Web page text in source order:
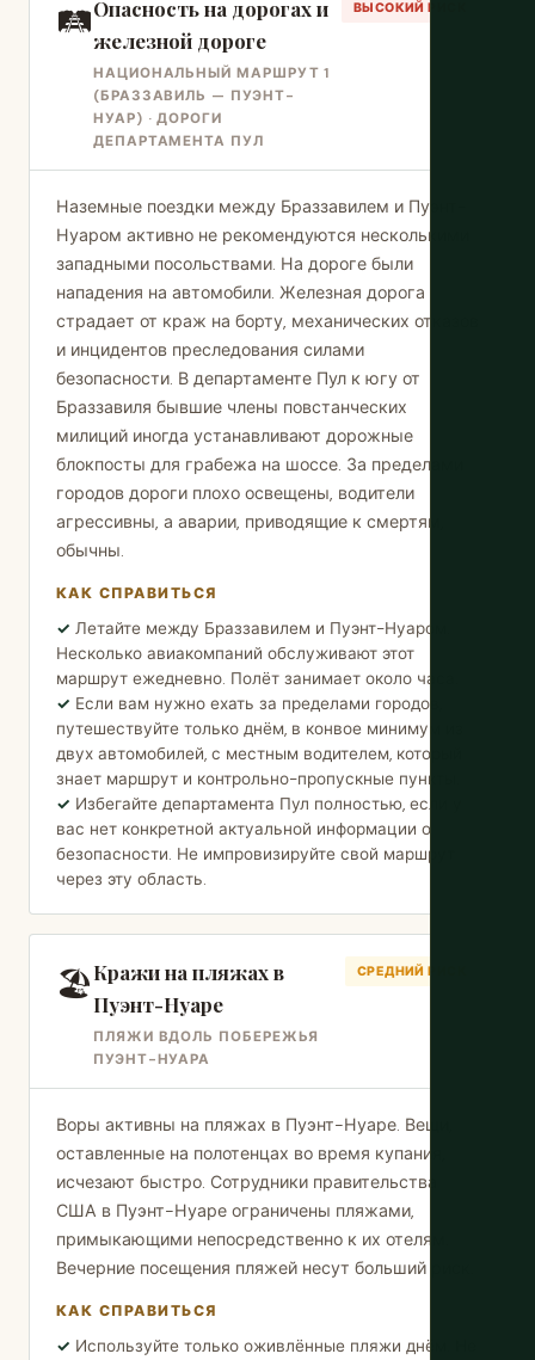
🛤️Опасность на дорогах и
железной дороге
НАЦИОНАЛЬНЫЙ МАРШРУТ 1
(БРАЗЗАВИЛЬ — ПУЭНТ-
НУАР) · ДОРОГИ
ДЕПАРТАМЕНТА ПУЛ
ВЫСОКИЙ РИСК
Наземные поездки между Браззавилем и Пуэнт-
Нуаром активно не рекомендуются несколькими
западными посольствами. На дороге были
нападения на автомобили. Железная дорога
страдает от краж на борту, механических отказов
и инцидентов преследования силами
безопасности. В департаменте Пул к югу от
Браззавиля бывшие члены повстанческих
милиций иногда устанавливают дорожные
блокпосты для грабежа на шоссе. За пределами
городов дороги плохо освещены, водители
агрессивны, а аварии, приводящие к смертям,
обычны.
КАК СПРАВИТЬСЯ
Летайте между Браззавилем и Пуэнт-Нуаром.
Несколько авиакомпаний обслуживают этот
маршрут ежедневно. Полёт занимает около часа.
Если вам нужно ехать за пределами городов,
путешествуйте только днём, в конвое минимум из
двух автомобилей, с местным водителем, который
знает маршрут и контрольно-пропускные пункты.
Избегайте департамента Пул полностью, если у
вас нет конкретной актуальной информации о
безопасности. Не импровизируйте свой маршрут
через эту область.
🏖️Кражи на пляжах в
Пуэнт-Нуаре
ПЛЯЖИ ВДОЛЬ ПОБЕРЕЖЬЯ
ПУЭНТ-НУАРА
СРЕДНИЙ РИСК
Воры активны на пляжах в Пуэнт-Нуаре. Вещи,
оставленные на полотенцах во время купания,
исчезают быстро. Сотрудники правительства
США в Пуэнт-Нуаре ограничены пляжами,
примыкающими непосредственно к их отелям.
Вечерние посещения пляжей несут больший риск.
КАК СПРАВИТЬСЯ
Используйте только оживлённые пляжи днём. Не